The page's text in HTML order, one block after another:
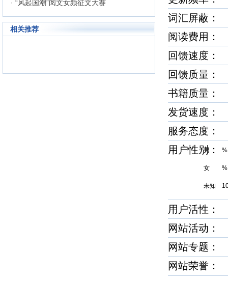
· “风起国潮”阅文女频征文大赛
相关推荐
词汇屏蔽
阅读费用：
回馈速度
回馈质量
书籍质量
发货速度
服务态度
用户性别
男 %
女 %
未知
用户活性：
网站活动：
网站专题：
网站荣誉